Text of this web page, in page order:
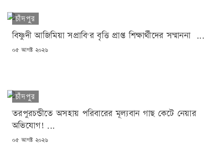
চাঁদপুর
বিষ্ণুদী আজিমিয়া সপ্রাবি'র বৃত্তি প্রাপ্ত শিক্ষার্থীদের সম্মাননা ...
POSTED
০৫ আগষ্ট ২০২৬
চাঁদপুর
তরপুরচন্ডীতে অসহায় পরিবারের মূল্যবান গাছ কেটে নেয়ার
অভিযোগ! ...
POSTED
০৫ আগষ্ট ২০২৬